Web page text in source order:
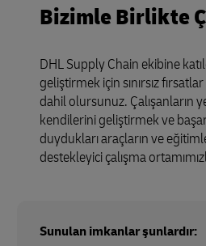
Bizimle Birlikte
DHL Supply Chain ekibine
geliştirmek için sınırsız
dahil olursunuz. Çalışanların
kendilerini geliştirmek ve
duydukları araçların ve
destekleyici çalışma
Sunulan imkanlar şunlardır: